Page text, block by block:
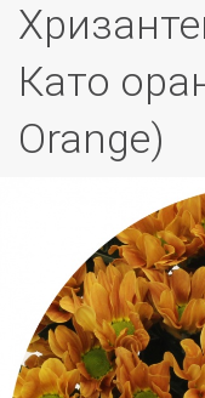
Като
Orange)